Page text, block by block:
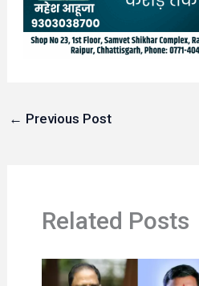
← Previous Post
Related Posts